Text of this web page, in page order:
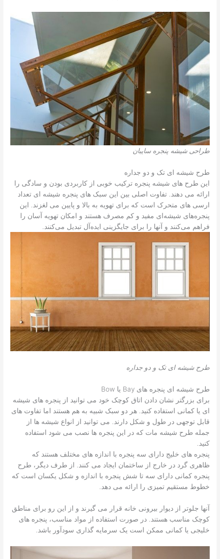
طراحی شیشه پنجره سایبان
طرح شیشه ای تک و دو جداره
این طرح های شیشه پنجره ترکیب خوبی از کاربردی بودن و سادگی را
ارائه می دهند. تفاوت اصلی بین این سبک های پنجره شیشه ای تعداد
ارسی های متحرک است که برای تهویه به بالا و پایین می لغزند. این
پنجره‌های شیشه‌ای مفید و کم مصرف هستند و امکان تهویه آسان را
فراهم می‌کنند و آنها را برای جایگزینی ایده‌آل تبدیل می‌کنند.
طرح شیشه ای تک و دو جداره
طرح شیشه ای پنجره های Bay یا Bow
برای بزرگتر نشان دادن اتاق کوچک خود می توانید از پنجره های شیشه
ای یا کمانی استفاده کنید. هر دو سبک شبیه به هم هستند اما تفاوت های
قابل توجهی در طول و شکل دارند. می توانید از انواع شیشه ها از
جمله طرح شیشه مات که در این پنجره ها نصب می شود استفاده
کنید.
پنجره های خلیج دارای سه پنجره با اندازه های مختلف هستند که
ظاهری گرد در خارج از ساختمان ایجاد می کنند. از طرف دیگر، طرح
پنجره کمانی دارای سه تا شش پنجره با اندازه و شکل یکسان است که
خطوط مستقیم تمیزی را ارائه می دهد.
آنها جلوتر از دیوار بیرونی خانه قرار می گیرند و از این رو برای مناطق
کوچک مناسب هستند. در صورت استفاده از مواد مناسب، پنجره های
خلیجی یا کمانی ممکن است یک سرمایه گذاری سودآور باشد.